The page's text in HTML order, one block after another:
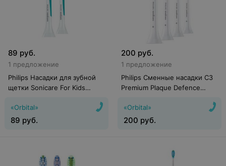
89 руб.
1 предложение
Philips Насадки для зубной
щетки Sonicare For Kids
«Orbital»
89 руб.
200 руб.
1 предложение
Philips Сменные насадки C3
Premium Plaque Defence
«Orbital»
200 руб.